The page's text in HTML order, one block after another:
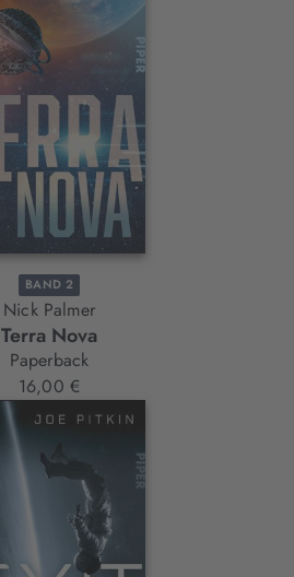
BAND 2
Nick Palmer
Terra Nova
Paperback
16,00 €